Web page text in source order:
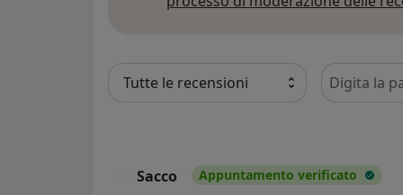
Cerca nelle
Sacco Appuntamento verificato